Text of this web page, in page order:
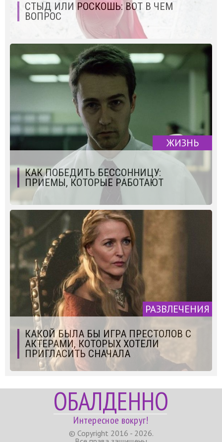
СТЫД ИЛИ РОСКОШЬ: ВОТ В ЧЕМ
ВОПРОС
ЖИЗНЬ
КАК ПОБЕДИТЬ БЕССОННИЦУ:
ПРИЕМЫ, КОТОРЫЕ РАБОТАЮТ
РАЗВЛЕЧЕНИЯ
КАКОЙ БЫЛА БЫ ИГРА ПРЕСТОЛОВ С
АКТЕРАМИ, КОТОРЫХ ХОТЕЛИ
ПРИГЛАСИТЬ СНАЧАЛА
ОБАЛДЕННО
Интересное вокруг!
© Copyright 2016 - 2026.